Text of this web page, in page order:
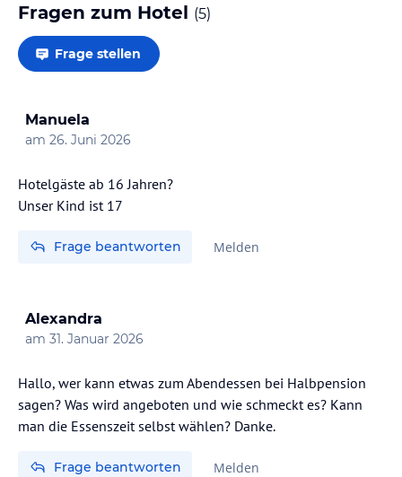
Fragen zum Hotel (5)
Frage stellen
Manuela
am 26. Juni 2026
Hotelgäste ab 16 Jahren?
Unser Kind ist 17
Frage beantworten Melden
Alexandra
am 31. Januar 2026
Hallo, wer kann etwas zum Abendessen bei Halbpension
sagen? Was wird angeboten und wie schmeckt es? Kann
man die Essenszeit selbst wählen? Danke.
Frage beantworten Melden